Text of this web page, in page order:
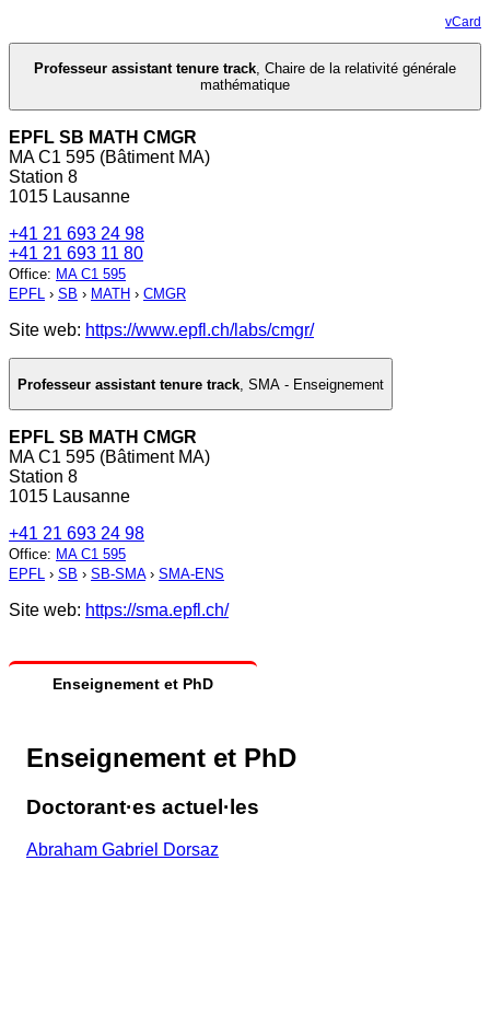
vCard
Professeur assistant tenure track, Chaire de la relativité générale
mathématique
EPFL SB MATH CMGR
MA C1 595 (Bâtiment MA)
Station 8
1015 Lausanne
+41 21 693 24 98
+41 21 693 11 80
Office: MA C1 595
EPFL › SB › MATH › CMGR
Site web: https://www.epfl.ch/labs/cmgr/
Professeur assistant tenure track SMA - Enseignement
EPFL SB MATH CMGR
MA C1 595 (Bâtiment MA)
Station 8
1015 Lausanne
+41 21 693 24 98
Office: MA C1 595
EPFL › SB › SB-SMA› SMA-ENS
Site web: https://sma.epfl.ch/
Enseignement et PhD
Enseignement et PhD
Doctorant·es actuel·les
Abraham Gabriel Dorsaz